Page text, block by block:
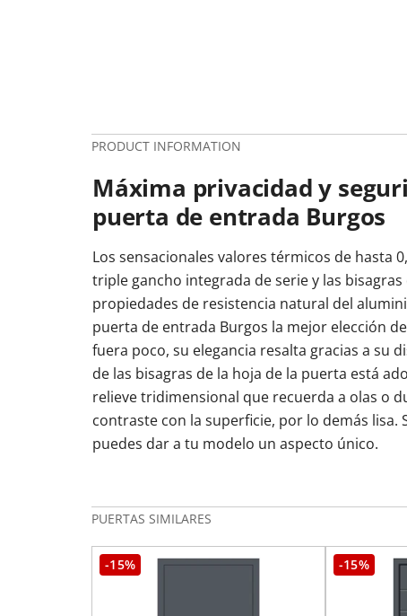
PRODUCT INFORMATION
Máxima privacidad y
puerta de entrada Burgos
Los sensacionales valores térmicos de hasta
triple gancho integrada de serie y las
propiedades de resistencia natural del
puerta de entrada Burgos la mejor elección
fuera poco, su elegancia resalta gracias a su
de las bisagras de la hoja de la puerta está
relieve tridimensional que recuerda a olas o
contraste con la superficie, por lo demás lisa.
puedes dar a tu modelo un aspecto único.
PUERTAS SIMILARES
-15% -15%